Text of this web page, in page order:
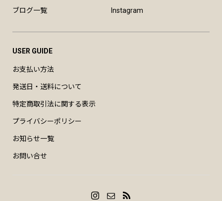
ブログ一覧 Instagram
USER GUIDE
お支払い方法
発送日・送料について
特定商取引法に関する表示
プライバシーポリシー
お知らせ一覧
お問い合せ